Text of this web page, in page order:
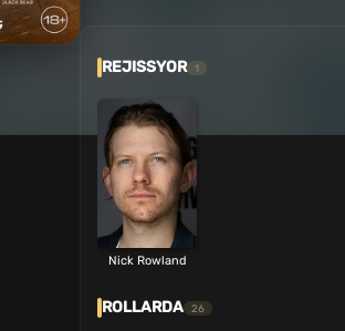
REJISSYOR 1
Nick Rowland
ROLLARDA 26